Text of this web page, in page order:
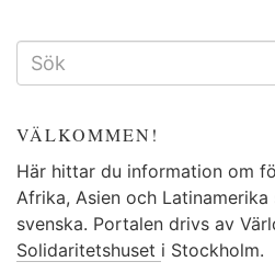
SÖKFORMULÄR
VÄLKOMMEN!
Här hittar du information om
Afrika, Asien och
svenska. Portalen drivs av
Solidaritetshuset i Stockholm.